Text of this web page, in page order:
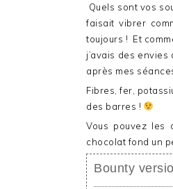
Quels sont vos
faisait vibrer
toujours ! Et
j’avais des
après mes
Fibres, fer,
des barres !
Vous pouvez les
chocolat fond un
Bounty